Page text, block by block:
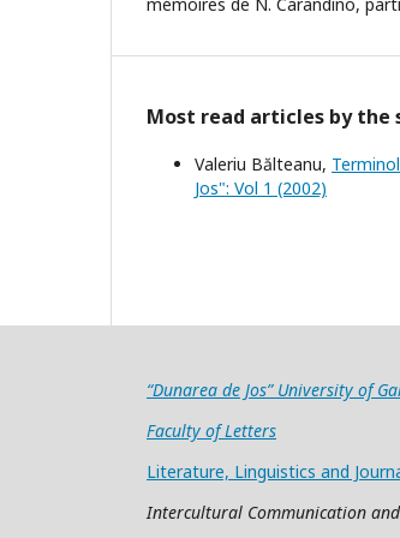
Most read articles by the
Valeriu Bălteanu,
Jos": Vol 1 (2002)
“Dunarea de Jos” University of
Faculty of Letters
Literature, Linguistics and
Intercultural Communication